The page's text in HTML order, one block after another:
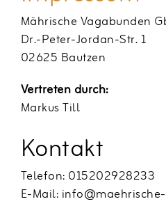
Termine
Besetzung
Galerie
Kontakt
Mährische Vagabunden
Dr.-Peter-Jordan-Str. 1
02625 Bautzen
Vertreten durch:
Markus Till
Kontakt
Telefon: 015202928233
E-Mail: